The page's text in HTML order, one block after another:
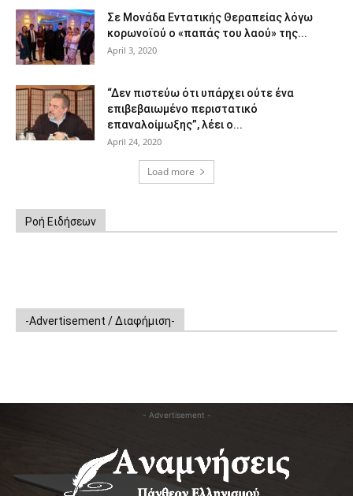
Σε Μονάδα Εντατικής Θεραπείας λόγω
κορωνοϊού ο «παπάς του λαού» της...
April 3, 2020
“Δεν πιστεύω ότι υπάρχει ούτε ένα
επιβεβαιωμένο περιστατικό
επαναλοίμωξης”, λέει ο...
April 24, 2020
Load more
Ροή Ειδήσεων
-Advertisement / Διαφήμιση-
- Advertisement -